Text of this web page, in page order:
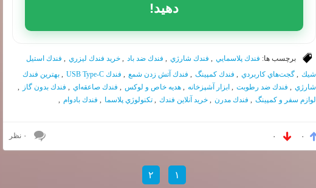
دهید!
برچسب ها: فندك پلاسمايي , فندك شارژي , فندك ضد باد , خريد فندك ليزري , فندك استيل
شيك , گجت‌هاي كاربردي , فندك كمپينگ , فندك آتش زدن شمع , فندك USB Type-C , بهترين فندك
شارژي , فندك ضد رطوبت , ابزار آشپزخانه , هديه خاص و لوكس , فندك صاعقه‌اي , فندك بدون گاز
,
لوازم سفر و كمپينگ , فندك مدرن , خريد آنلاين فندك , تكنولوژي پلاسما , فندك بادوام ,
۰ ۰ ۰ نظر
۱ ۲